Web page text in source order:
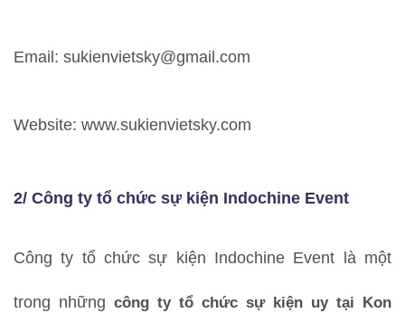
Email: sukienvietsky@gmail.com
Website: www.sukienvietsky.com
2/ Công ty tổ chức sự kiện Indochine Event
Công ty tổ chức sự kiện Indochine Event là một
trong những công ty tổ chức sự kiện uy tại Kon